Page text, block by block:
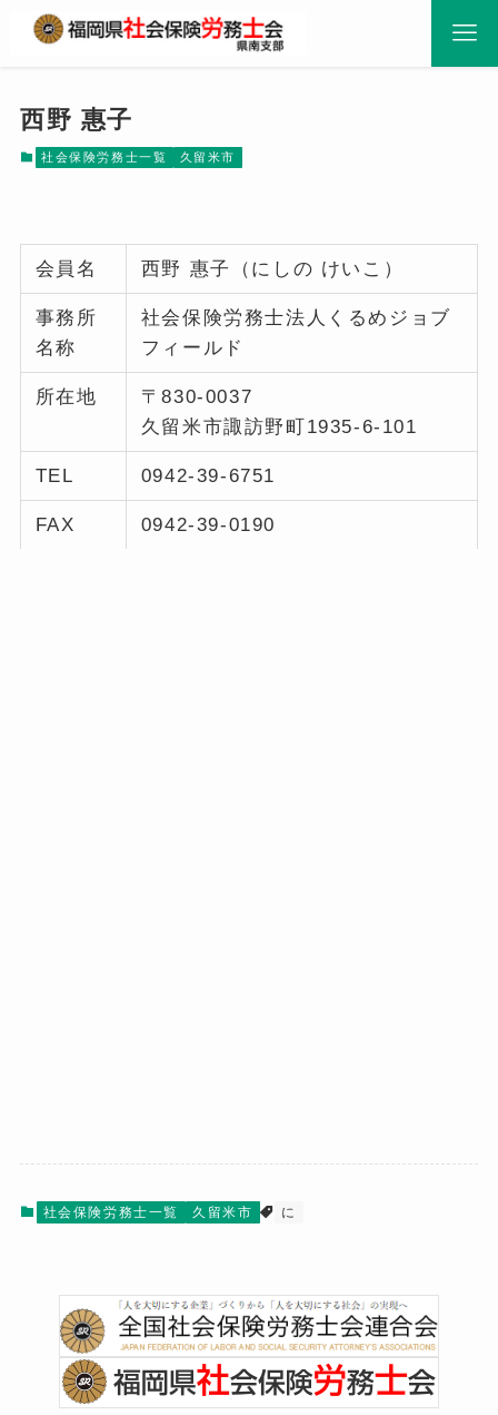
西野 惠子
社会保険労務士一覧 久留米市
会員名 西野 惠子（にしの けいこ）
事務所
名称
社会保険労務士法人くるめジョブ
フィールド
所在地
〒830-0037
久留米市諏訪野町1935-6-101
TEL 0942-39-6751
FAX 0942-39-0190
社会保険労務士一覧 久留米市 に